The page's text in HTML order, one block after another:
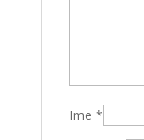
Ime *